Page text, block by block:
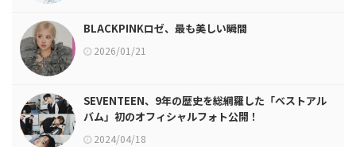
BLACKPINKロゼ、最も美しい瞬間
2026/01/21
SEVENTEEN、9年の歴史を総網羅した「ベストアル
バム」初のオフィシャルフォト公開！
2024/04/18